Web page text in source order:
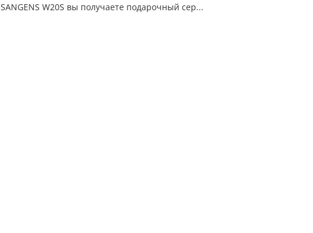
SANGENS W20S вы получаете подарочный сер...